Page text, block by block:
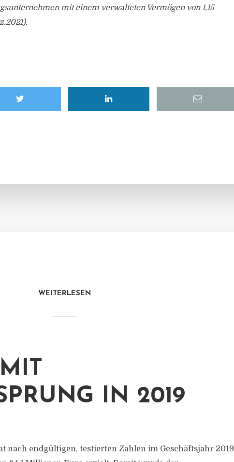
mit einem verwalteten Vermögen von 1,15
WEITERLESEN
IN 2019
nach endgültigen, testierten Zahlen im Geschäftsjahr 2019